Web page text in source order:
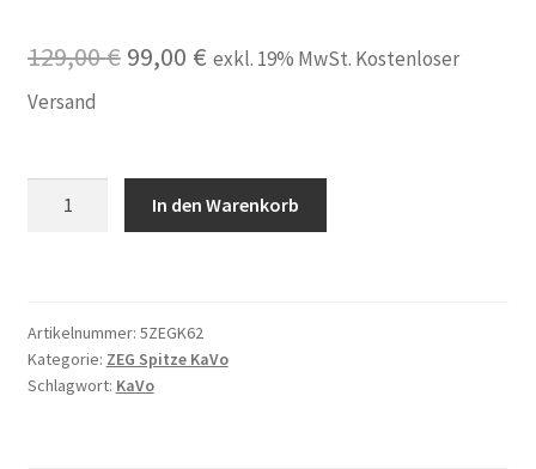
129,00€ Ursprünglicher
129,00 €
99,00 €Aktueller
99,00 €.
exkl. 19% MwSt. Kostenloser
Versand
passend
für
KaVo
In den Warenkorb
Artikelnummer: 5ZEGK62
Kategorie: ZEG Spitze KaVo
Schlagwort: KaVo